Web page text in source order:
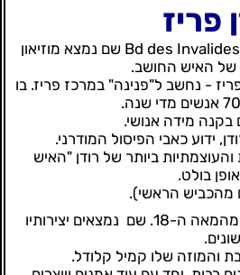
פריז
נמשיך ונפנה שמאלה ל Bd des Invalides שם נמצא מוזיאון
של האיש החושב.
- נחשב ל"פנינה" במרכז פריז. בו
בקנה מידה אנושי.
ידוע כאבי הפיסול המודרני.
והעוצמתיות ביותר של רודן "האיש
בולט.
מהכביש הראשי).
המוזיאון ממוקם באחוזה מהמאה ה-18. שם נמצאים יצירותיו
והמוזה שלו קמיל קלודל.